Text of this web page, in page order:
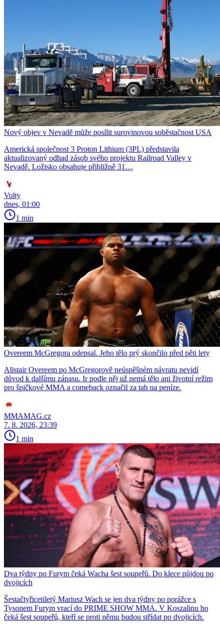
Nový objev v Nevadě může posílit surovinovou soběstačnost USA
Americká společnost 3 Proton Lithium (3PL) představila
aktualizovaný odhad zásob svého projektu Railroad Valley v
Nevadě. Ložisko obsahuje přibližně 31…
Volty
dnes, 01:00
1 min
Overeem McGregora odepsal. Jeho tělo prý skončilo před pěti lety
Alistair Overeem po McGregorově neúspěšném návratu nevidí
důvod k dalšímu zápasu. Ir podle něj už nemá tělo ani životní režim
pro špičkové MMA a comeback označil za tah na peníze.
MMAMAG.cz
7. 8. 2026, 23:39
1 min
Dva týdny po Furym čeká Wacha šest soupeřů. Do klece půjdou po
dvojicích
Šestačtyřicetiletý Mariusz Wach se jen dva týdny po porážce s
Tysonem Furym vrací do PRIME SHOW MMA. V Koszalinu ho
čeká šest soupeřů, kteří se proti němu budou střídat po dvojicích.